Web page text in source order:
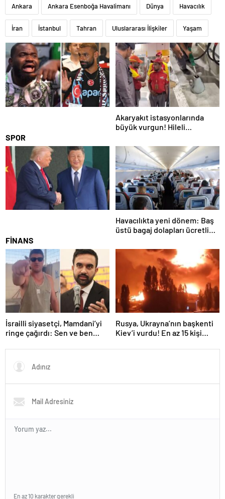
Ankara Ankara Esenboğa Havalimanı Dünya Havacılık
İran İstanbul Tahran Uluslararası İlişkiler Yaşam
SPOR
Akaryakıt istasyonlarında
büyük vurgun! Hileli
FİNANS
Havacılıkta yeni dönem: Baş
üstü bagaj dolapları ücretli
İsrailli siyasetçi, Mamdani’yi
ringe çağırdı: Sen ve ben
Rusya, Ukrayna’nın başkenti
Kiev’i vurdu! En az 15 kişi
En az 10 karakter gerekli